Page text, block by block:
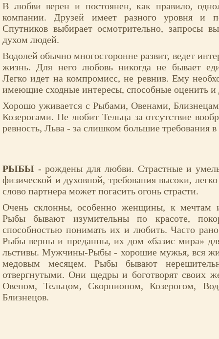
В любви верен и постоянен, как правило,
компании. Друзей имеет разного уровня и
Спутников выбирает осмотрительно, запросы
духом людей.
Водолей обычно многосторонне развит, ведет
жизнь. Для него любовь никогда не бывает
Легко идет на компромисс, не ревнив. Ему
имеющие сходные интересы, способные оценить и
Хорошо уживается с Рыбами, Овенами,
Козерогами. Не любит Тельца за отсутствие
ревность, Льва - за слишком большие требования
РЫБЫ - рождены для любви. Страстные и
физической и духовной, требования высоки,
слово партнера может погасить огонь страсти.
Очень склонны, особенно женщины, к
Рыбы бывают изумительны по красоте,
способностью понимать их и любить. Часто
Рыбы верны и преданны, их дом «базис мира»
льстивы. Мужчины-Рыбы - хорошие мужья, вся
медовым месяцем. Рыбы бывают
отвергнутыми. Они щедры и боготворят своих
Овеном, Тельцом, Скорпионом, Козерогом,
Близнецов.